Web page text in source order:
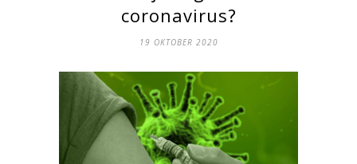
coronavirus?
19 OKTOBER 2020